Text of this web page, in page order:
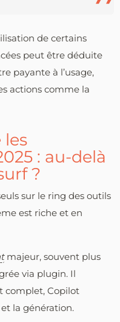
de certains
peut être déduite
payante à l’usage,
actions comme la
les
: au-delà
?
sur le ring des outils
est riche et en
majeur, souvent plus
via plugin. Il
complet, Copilot
la génération.